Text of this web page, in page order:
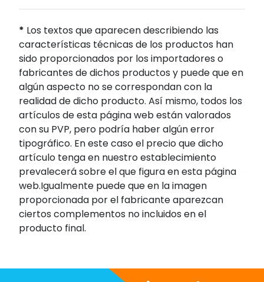
* Los textos que aparecen describiendo las
características técnicas de los productos han
sido proporcionados por los importadores o
fabricantes de dichos productos y puede que en
algún aspecto no se correspondan con la
realidad de dicho producto. Así mismo, todos los
artículos de esta página web están valorados
con su PVP, pero podría haber algún error
tipográfico. En este caso el precio que dicho
artículo tenga en nuestro establecimiento
prevalecerá sobre el que figura en esta página
web.Igualmente puede que en la imagen
proporcionada por el fabricante aparezcan
ciertos complementos no incluidos en el
producto final.